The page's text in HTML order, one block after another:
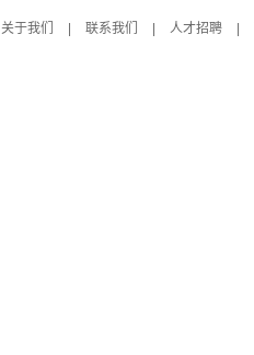
关于我们
联系我们 人才招聘